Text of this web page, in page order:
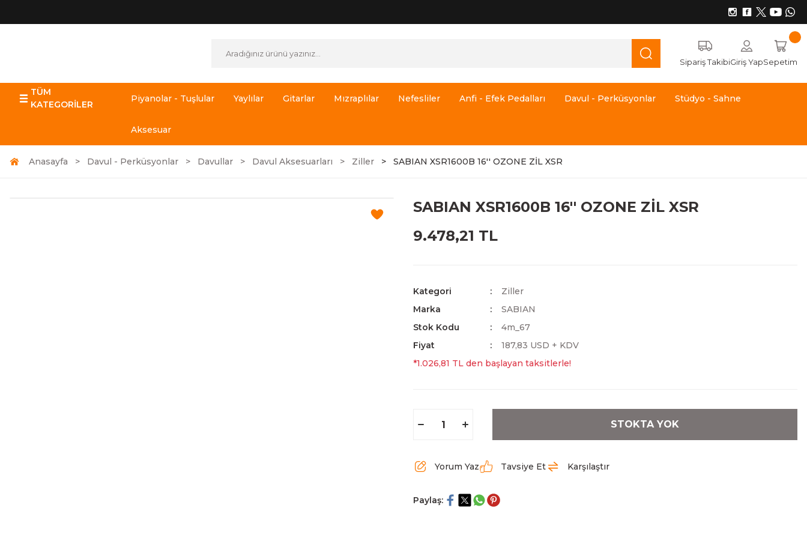
Sipariş TakibiGiriş YapSepetim
TÜM
KATEGORİLER
Piyanolar - Tuşlular Yaylılar Gitarlar Mızraplılar Nefesliler Anfi - Efek Pedalları Davul - Perküsyonlar Stüdyo - Sahne
Aksesuar
Anasayfa Davul - Perküsyonlar Davullar Davul Aksesuarları Ziller SABIAN XSR1600B 16'' OZONE ZİL XSR
SABIAN XSR1600B 16'' OZONE ZİL XSR
9.478,21 TL
Kategori
Ziller
Marka
SABIAN
Stok Kodu
4m_67
Fiyat
187,83 USD + KDV
*1.026,81 TL den başlayan taksitlerle!
STOKTA YOK
Yorum Yaz Tavsiye Et Karşılaştır
Paylaş: